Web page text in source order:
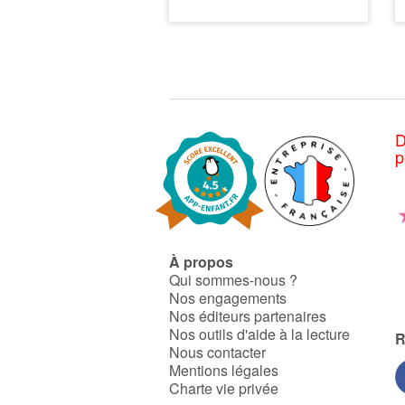
À propos
Qui sommes-nous ?
Nos engagements
Nos éditeurs partenaires
Nos outils d'aide à la lecture
Nous contacter
Mentions légales
Charte vie privée